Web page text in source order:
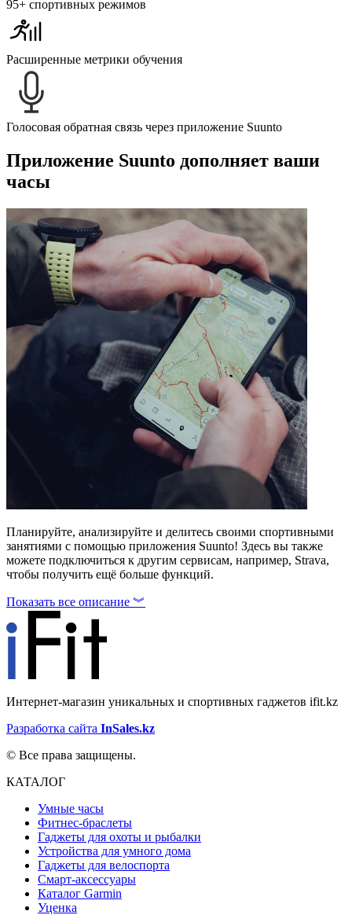
95+ спортивных режимов
Расширенные метрики обучения
Голосовая обратная связь через приложение Suunto
Приложение Suunto дополняет ваши
часы
Планируйте, анализируйте и делитесь своими спортивными
занятиями с помощью приложения Suunto! Здесь вы также
можете подключиться к другим сервисам, например, Strava,
чтобы получить ещё больше функций.
Показать все описание ︾
Интернет-магазин уникальных и спортивных гаджетов ifit.kz
Разработка сайта InSales.kz
© Все права защищены.
КАТАЛОГ
Умные часы
Фитнес-браслеты
Гаджеты для охоты и рыбалки
Устройства для умного дома
Гаджеты для велоспорта
Смарт-аксессуары
Каталог Garmin
Уценка